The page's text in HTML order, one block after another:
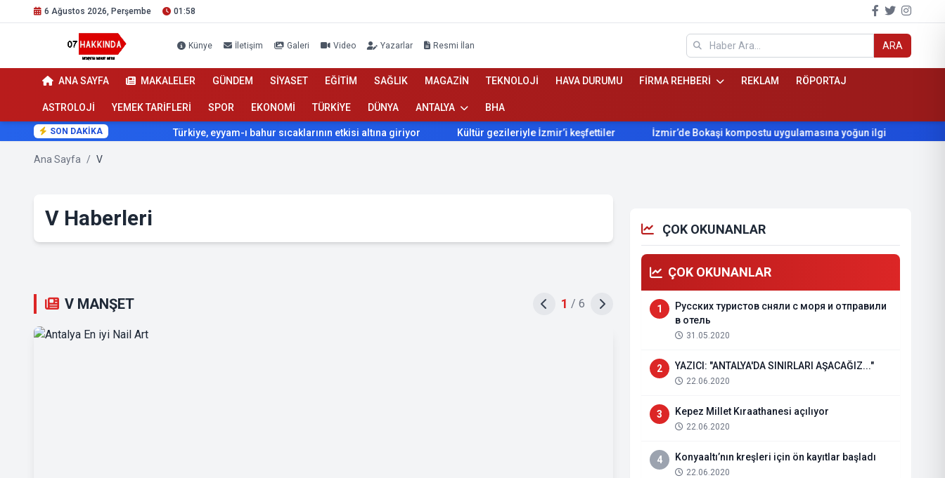
6 Ağustos 2026, Perşembe 01:58
Künye İletişim Galeri Video Yazarlar Resmi İlan ARA
ANA SAYFA MAKALELER GÜNDEM SİYASET EĞİTİM SAĞLIK MAGAZİN TEKNOLOJİ HAVA DURUMU FİRMA REHBERİ REKLAM RÖPORTAJ
ASTROLOJİ YEMEK TARİFLERİ SPOR EKONOMİ TÜRKİYE DÜNYA ANTALYA BHA
SON DAKİKA Türkiye, eyyam-ı bahur sıcaklarının etkisi altına giriyor Kültür gezileriyle İzmir’i keşfettiler İzmir’de Bokaşi kompostu uygulamasına yoğun ilgi
Ana Sayfa / V
V Haberleri
V MANŞET 1 / 6
ÇOK OKUNANLAR
ÇOK OKUNANLAR
1
Русских туристов сняли с моря и отправили
в отель
31.05.2020
2 YAZICI: "ANTALYA'DA SINIRLARI AŞACAĞIZ..."
22.06.2020
3 Kepez Millet Kıraathanesi açılıyor
22.06.2020
4 Konyaaltı’nın kreşleri için ön kayıtlar başladı
22.06.2020